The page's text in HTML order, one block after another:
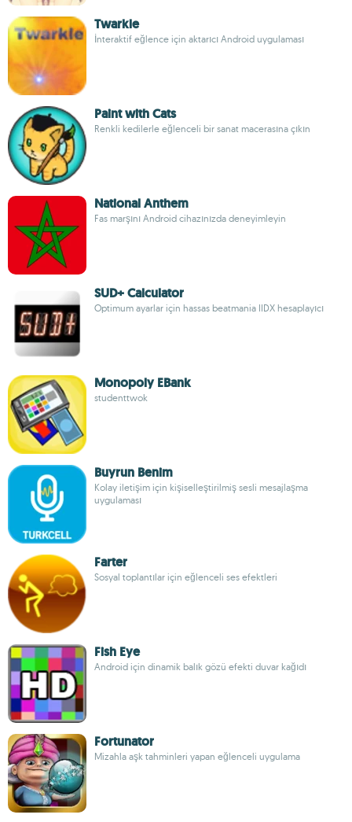
Twarkle
İnteraktif eğlence için aktarıcı Android uygulaması
Paint with Cats
Renkli kedilerle eğlenceli bir sanat macerasına çıkın
National Anthem
Fas marşını Android cihazınızda deneyimleyin
SUD+ Calculator
Optimum ayarlar için hassas beatmania IIDX hesaplayıcı
Monopoly EBank
studenttwok
Buyrun Benim
Kolay iletişim için kişiselleştirilmiş sesli mesajlaşma
uygulaması
Farter
Sosyal toplantılar için eğlenceli ses efektleri
Fish Eye
Android için dinamik balık gözü efekti duvar kağıdı
Fortunator
Mizahla aşk tahminleri yapan eğlenceli uygulama